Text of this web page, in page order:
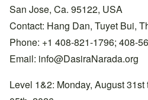
San Jose, Ca. 95122, USA
Contact: Hang Dan, Tuyet Bui,
Phone: +1 408-821-1796; 408-
Email: info@DasiraNarada.org
Level 1&2: Monday, August